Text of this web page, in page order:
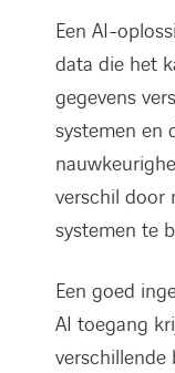
Een AI-
data die het
gegevens
systemen en
verschil door
systemen te
Een goed
AI toegang